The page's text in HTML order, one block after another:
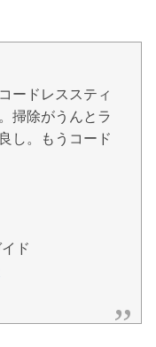
ードレススティ
掃除がうんとラ
し。もうコード
ド